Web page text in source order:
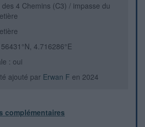
des 4 Chemins (C3) / impasse du
4.716286°E
: oui
ajouté par Erwan F en 2024
complémentaires